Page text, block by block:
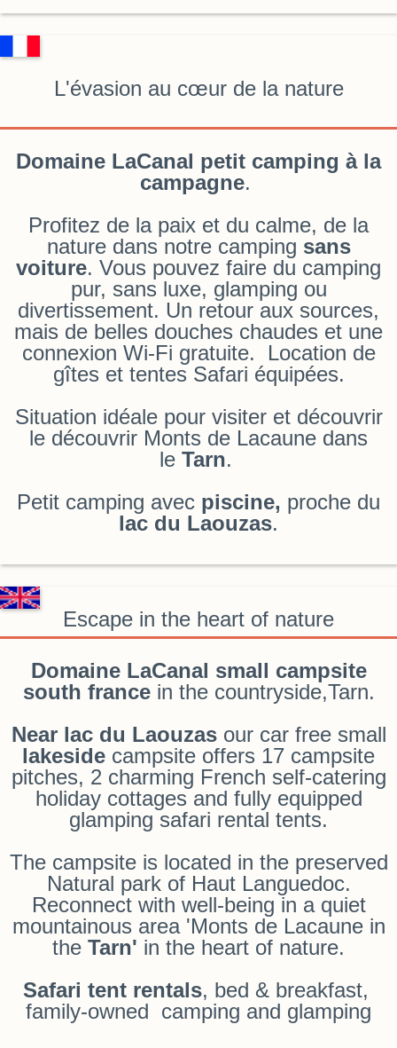
L'évasion au cœur de la nature
Domaine LaCanal petit camping à la
campagne.
Profitez de la paix et du calme, de la
nature dans notre camping sans
voiture. Vous pouvez faire du camping
pur, sans luxe, glamping ou
divertissement. Un retour aux sources,
mais de belles douches chaudes et une
connexion Wi-Fi gratuite. Location de
gîtes et tentes Safari équipées.
Situation idéale pour visiter et découvrir
le découvrir Monts de Lacaune dans
le Tarn.
Petit camping avec piscine, proche du
lac du Laouzas.
Escape in the heart of nature
Domaine LaCanal small campsite
south france in the countryside,Tarn.
Near lac du Laouzasour car free small
lakeside campsite offers 17 campsite
pitches, 2 charming French self-catering
holiday cottages and fully equipped
glamping safari rental tents.
The campsite is located in the preserved
Natural park of Haut Languedoc.
Reconnect with well-being in a quiet
mountainous area 'Monts de Lacaune in
the Tarn' in the heart of nature.
Safari tent rentals, bed & breakfast,
family-owned camping and glamping